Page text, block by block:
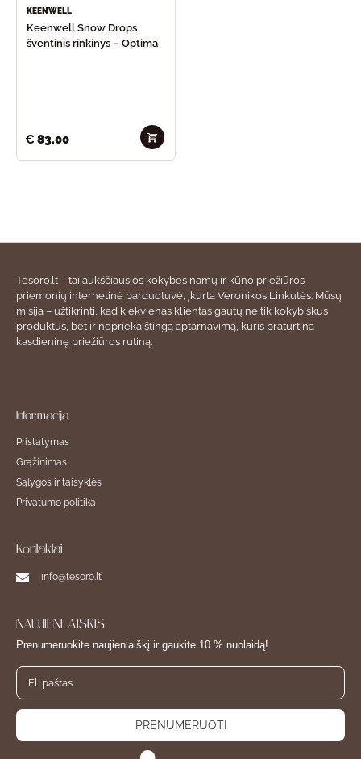
KEENWELL
Keenwell Snow Drops
šventinis rinkinys – Optima
€83.00
Tesoro.lt – tai aukščiausios kokybės namų ir kūno priežiūros
priemonių internetinė parduotuvė, įkurta Veronikos Linkutės. Mūsų
misija – užtikrinti, kad kiekvienas klientas gautų ne tik kokybiškus
produktus, bet ir nepriekaištingą aptarnavimą, kuris praturtina
kasdieninę priežiūros rutiną.
Informacija
Pristatymas
Grąžinimas
Sąlygos ir taisyklės
Privatumo politika
Kontaktai
info@tesoro.lt
NAUJIENLAIŠKIS
Prenumeruokite naujienlaiškį ir gaukite 10 % nuolaidą!
PRENUMERUOTI